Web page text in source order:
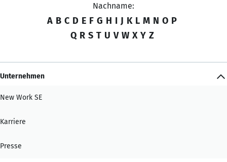
Nachname:
A B C D E F G H I J K L M N O P
Q R S T U V W X Y Z
Unternehmen
New Work SE
Karriere
Presse